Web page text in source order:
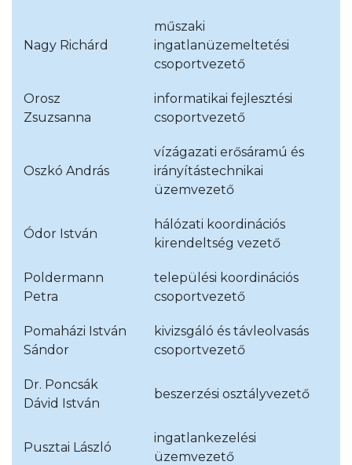
Nagy Richárd
műszaki
ingatlanüzemeltetési
csoportvezető
Orosz
Zsuzsanna
informatikai fejlesztési
csoportvezető
Oszkó András
vízágazati erősáramú és
irányítástechnikai
üzemvezető
Ódor István
hálózati koordinációs
kirendeltség vezető
Poldermann
Petra
települési koordinációs
csoportvezető
Pomaházi István
Sándor
kivizsgáló és távleolvasás
csoportvezető
Dr. Poncsák
Dávid István
beszerzési osztályvezető
Pusztai László
ingatlankezelési
üzemvezető